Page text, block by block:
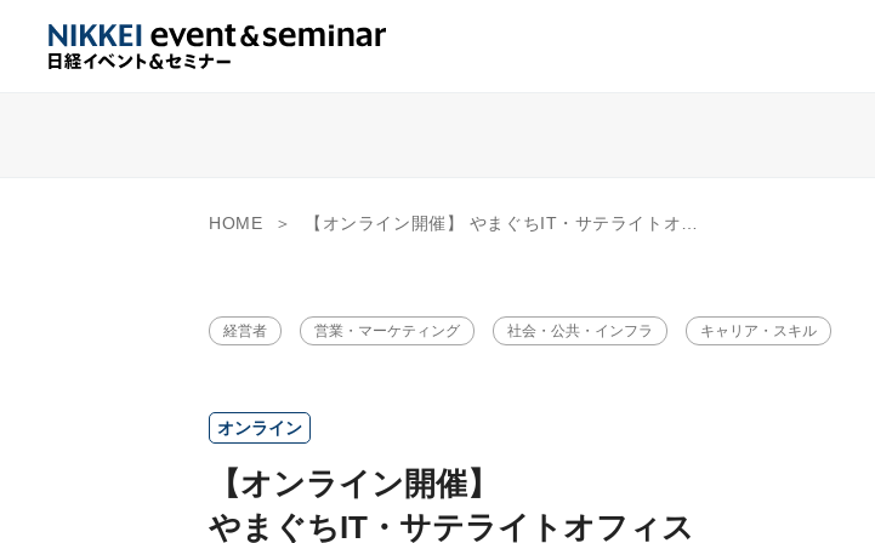
HOME 【オンライン開催】 やまぐちIT・サテライトオフィス 企業誘致オンラインセミナー
経営者 営業・マーケティング 社会・公共・インフラ キャリア・スキル
オンライン
【オンライン開催】
やまぐちIT・サテライトオフィス